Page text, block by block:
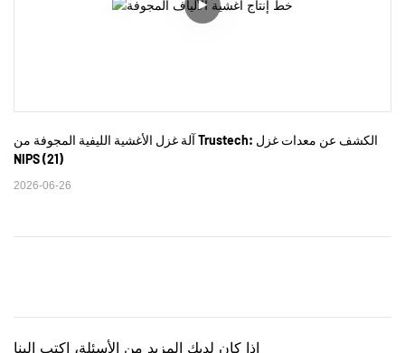
آلة غزل الأغشية الليفية المجوفة من Trustech: الكشف عن معدات غزل
NIPS (21)
2026-06-26
إذا كان لديك المزيد من الأسئلة، اكتب إلينا